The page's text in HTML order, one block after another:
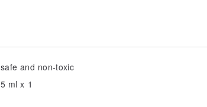
safe and non-toxic
5 ml x 1